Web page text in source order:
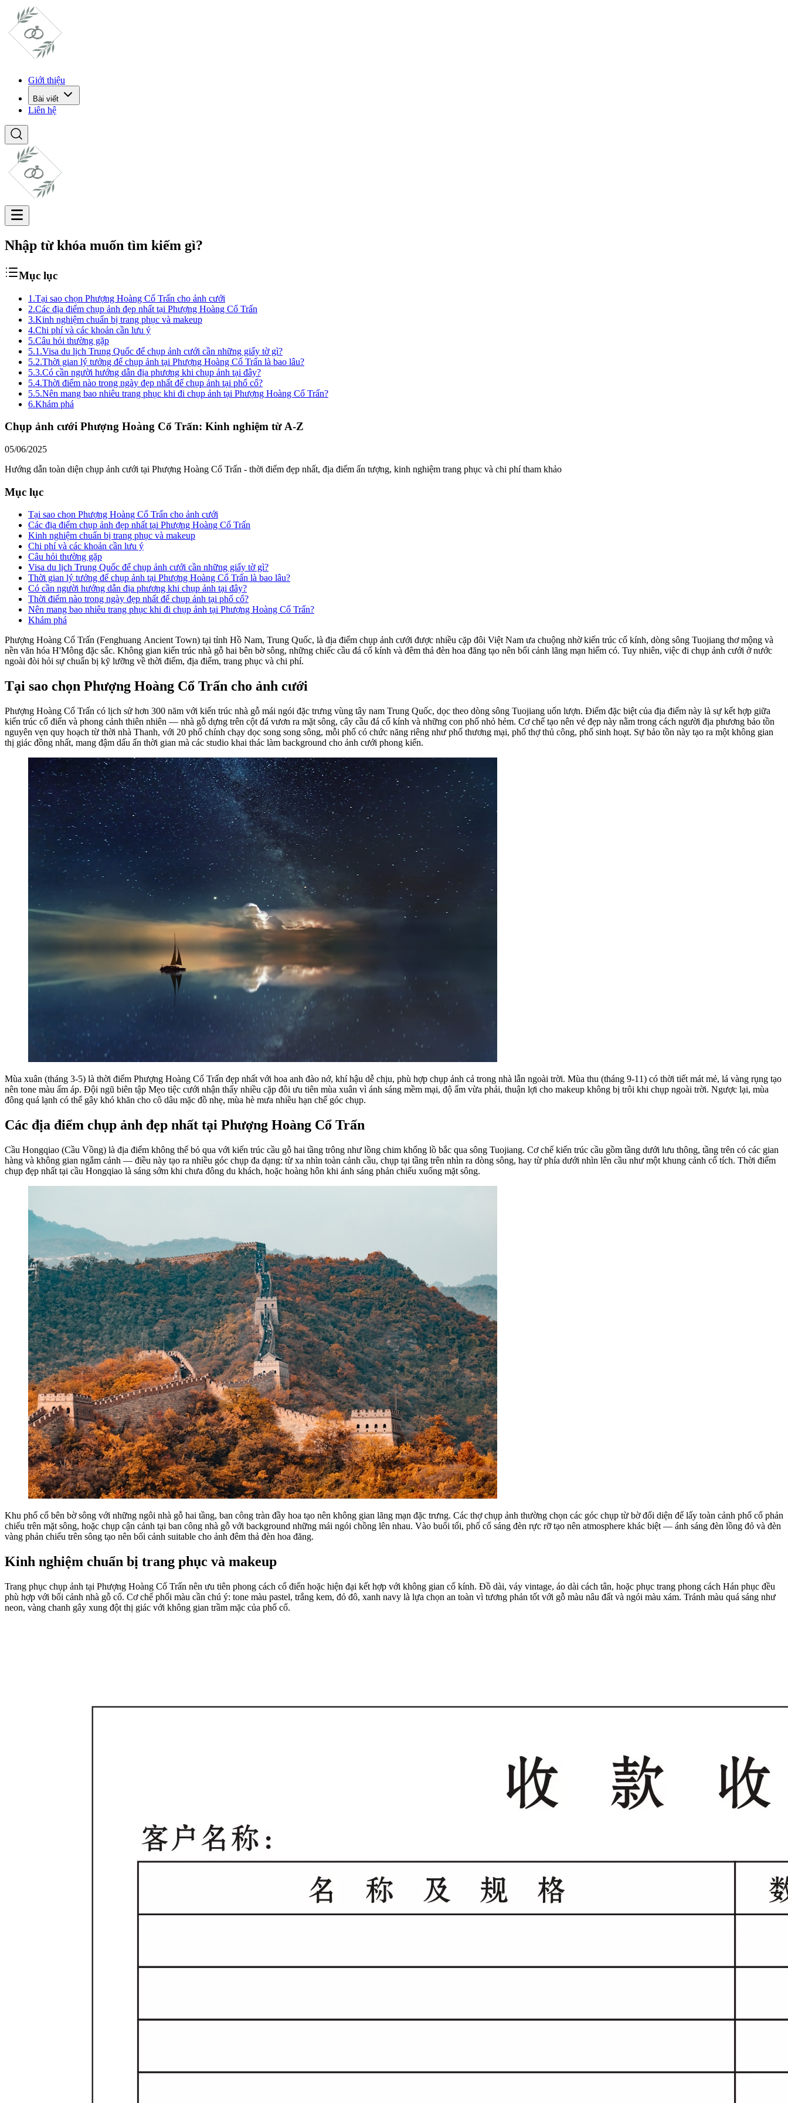
Giới thiệu
Bài viết
Liên hệ
Nhập từ khóa muốn tìm kiếm gì?
Mục lục
1.Tại sao chọn Phượng Hoàng Cổ Trấn cho ảnh cưới
2.Các địa điểm chụp ảnh đẹp nhất tại Phượng Hoàng Cổ Trấn
3.Kinh nghiệm chuẩn bị trang phục và makeup
4.Chi phí và các khoản cần lưu ý
5.Câu hỏi thường gặp
5.1.Visa du lịch Trung Quốc để chụp ảnh cưới cần những giấy tờ gì?
5.2.Thời gian lý tưởng để chụp ảnh tại Phượng Hoàng Cổ Trấn là bao lâu?
5.3.Có cần người hướng dẫn địa phương khi chụp ảnh tại đây?
5.4.Thời điểm nào trong ngày đẹp nhất để chụp ảnh tại phố cổ?
5.5.Nên mang bao nhiêu trang phục khi đi chụp ảnh tại Phượng Hoàng Cổ Trấn?
6.Khám phá
Chụp ảnh cưới Phượng Hoàng Cổ Trấn: Kinh nghiệm từ A-Z
05/06/2025
Hướng dẫn toàn diện chụp ảnh cưới tại Phượng Hoàng Cổ Trấn - thời điểm đẹp nhất, địa điểm ấn tượng, kinh nghiệm trang phục và chi phí tham khảo
Mục lục
Tại sao chọn Phượng Hoàng Cổ Trấn cho ảnh cưới
Các địa điểm chụp ảnh đẹp nhất tại Phượng Hoàng Cổ Trấn
Kinh nghiệm chuẩn bị trang phục và makeup
Chi phí và các khoản cần lưu ý
Câu hỏi thường gặp
Visa du lịch Trung Quốc để chụp ảnh cưới cần những giấy tờ gì?
Thời gian lý tưởng để chụp ảnh tại Phượng Hoàng Cổ Trấn là bao lâu?
Có cần người hướng dẫn địa phương khi chụp ảnh tại đây?
Thời điểm nào trong ngày đẹp nhất để chụp ảnh tại phố cổ?
Nên mang bao nhiêu trang phục khi đi chụp ảnh tại Phượng Hoàng Cổ Trấn?
Khám phá
Phượng Hoàng Cổ Trấn (Fenghuang Ancient Town) tại tỉnh Hồ Nam, Trung Quốc, là địa điểm chụp ảnh cưới được nhiều cặp đôi Việt Nam ưa chuộng nhờ kiến trúc cổ kính, dòng sông Tuojiang thơ mộng và
nền văn hóa H'Mông đặc sắc. Không gian kiến trúc nhà gỗ hai bên bờ sông, những chiếc cầu đá cổ kính và đêm thả đèn hoa đăng tạo nên bối cảnh lãng mạn hiếm có. Tuy nhiên, việc đi chụp ảnh cưới ở nước
ngoài đòi hỏi sự chuẩn bị kỹ lưỡng về thời điểm, địa điểm, trang phục và chi phí.
Tại sao chọn Phượng Hoàng Cổ Trấn cho ảnh cưới
Phượng Hoàng Cổ Trấn có lịch sử hơn 300 năm với kiến trúc nhà gỗ mái ngói đặc trưng vùng tây nam Trung Quốc, dọc theo dòng sông Tuojiang uốn lượn. Điểm đặc biệt của địa điểm này là sự kết hợp giữa
kiến trúc cổ điển và phong cảnh thiên nhiên — nhà gỗ dựng trên cột đá vươn ra mặt sông, cây cầu đá cổ kính và những con phố nhỏ hẻm. Cơ chế tạo nên vẻ đẹp này nằm trong cách người địa phương bảo tồn
nguyên vẹn quy hoạch từ thời nhà Thanh, với 20 phố chính chạy dọc song song sông, mỗi phố có chức năng riêng như phố thương mại, phố thợ thủ công, phố sinh hoạt. Sự bảo tồn này tạo ra một không gian
thị giác đồng nhất, mang đậm dấu ấn thời gian mà các studio khai thác làm background cho ảnh cưới phong kiến.
Mùa xuân (tháng 3-5) là thời điểm Phượng Hoàng Cổ Trấn đẹp nhất với hoa anh đào nở, khí hậu dễ chịu, phù hợp chụp ảnh cả trong nhà lẫn ngoài trời. Mùa thu (tháng 9-11) có thời tiết mát mẻ, lá vàng rụng tạo
nên tone màu ấm áp. Đội ngũ biên tập Mẹo tiệc cưới nhận thấy nhiều cặp đôi ưu tiên mùa xuân vì ánh sáng mềm mại, độ ẩm vừa phải, thuận lợi cho makeup không bị trôi khi chụp ngoài trời. Ngược lại, mùa
đông quá lạnh có thể gây khó khăn cho cô dâu mặc đồ nhẹ, mùa hè mưa nhiều hạn chế góc chụp.
Các địa điểm chụp ảnh đẹp nhất tại Phượng Hoàng Cổ Trấn
Cầu Hongqiao (Cầu Vồng) là địa điểm không thể bỏ qua với kiến trúc cầu gỗ hai tầng trông như lồng chim khổng lồ bắc qua sông Tuojiang. Cơ chế kiến trúc cầu gồm tầng dưới lưu thông, tầng trên có các gian
hàng và không gian ngắm cảnh — điều này tạo ra nhiều góc chụp đa dạng: từ xa nhìn toàn cảnh cầu, chụp tại tầng trên nhìn ra dòng sông, hay từ phía dưới nhìn lên cầu như một khung cảnh cổ tích. Thời điểm
chụp đẹp nhất tại cầu Hongqiao là sáng sớm khi chưa đông du khách, hoặc hoàng hôn khi ánh sáng phản chiếu xuống mặt sông.
Khu phố cổ bên bờ sông với những ngôi nhà gỗ hai tầng, ban công tràn đầy hoa tạo nên không gian lãng mạn đặc trưng. Các thợ chụp ảnh thường chọn các góc chụp từ bờ đối diện để lấy toàn cảnh phố cổ phản
chiếu trên mặt sông, hoặc chụp cận cảnh tại ban công nhà gỗ với background những mái ngói chồng lên nhau. Vào buổi tối, phố cổ sáng đèn rực rỡ tạo nên atmosphere khác biệt — ánh sáng đèn lồng đỏ và đèn
vàng phản chiếu trên sông tạo nên bối cảnh suitable cho ảnh đêm thả đèn hoa đăng.
Kinh nghiệm chuẩn bị trang phục và makeup
Trang phục chụp ảnh tại Phượng Hoàng Cổ Trấn nên ưu tiên phong cách cổ điển hoặc hiện đại kết hợp với không gian cổ kính. Đồ dài, váy vintage, áo dài cách tân, hoặc phục trang phong cách Hán phục đều
phù hợp với bối cảnh nhà gỗ cổ. Cơ chế phối màu cần chú ý: tone màu pastel, trắng kem, đỏ đô, xanh navy là lựa chọn an toàn vì tương phản tốt với gỗ màu nâu đất và ngói màu xám. Tránh màu quá sáng như
neon, vàng chanh gây xung đột thị giác với không gian trầm mặc của phố cổ.